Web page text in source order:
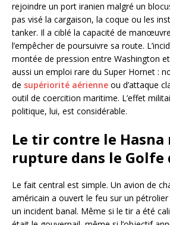
rejoindre un port iranien malgré un
pas visé la cargaison, la coque ou les
tanker. Il a ciblé la capacité de
l’empêcher de poursuivre sa route.
montée de pression entre Washington
aussi un emploi rare du Super Hornet :
de supériorité aérienne ou d’attaque
outil de coercition maritime. L’effet
politique, lui, est considérable.
Le tir contre le Hasna
rupture dans le Golfe
Le fait central est simple. Un avion de
américain a ouvert le feu sur un pétrolier
un incident banal. Même si le tir a été